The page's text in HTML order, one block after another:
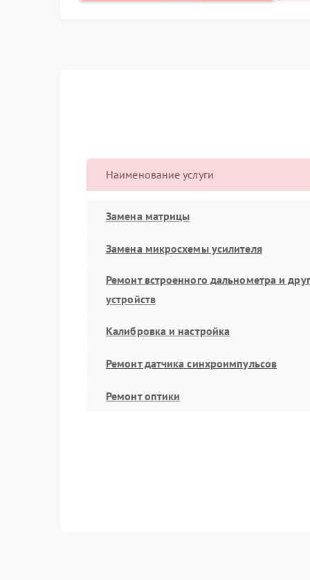
Наименование услуги
Замена матрицы
Замена микросхемы усилителя
Ремонт встроенного дальнометра и
устройств
Калибровка и настройка
Ремонт датчика синхроимпульсов
Ремонт оптики